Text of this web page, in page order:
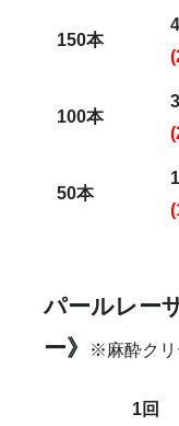
150本
100本
50本
パールレー
ー》
※麻酔ク
1回